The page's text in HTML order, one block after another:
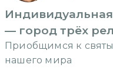
— город трёх
Приобщимся к
нашего мира